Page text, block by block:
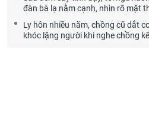
đàn bà lạ nằm cạnh, nhìn rõ mặt
Ly hôn nhiều năm, chồng cũ dắt
khóc lặng người khi nghe chồng